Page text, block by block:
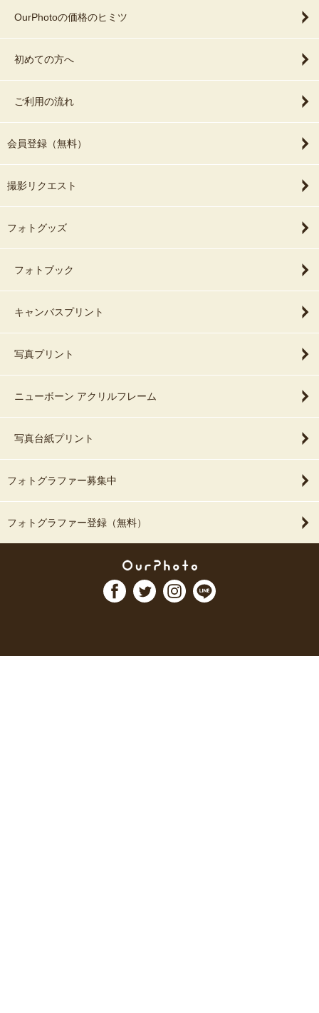
OurPhotoの価格のヒミツ
初めての方へ
ご利用の流れ
会員登録（無料）
撮影リクエスト
フォトグッズ
フォトブック
キャンバスプリント
写真プリント
ニューボーン アクリルフレーム
写真台紙プリント
フォトグラファー募集中
フォトグラファー登録（無料）